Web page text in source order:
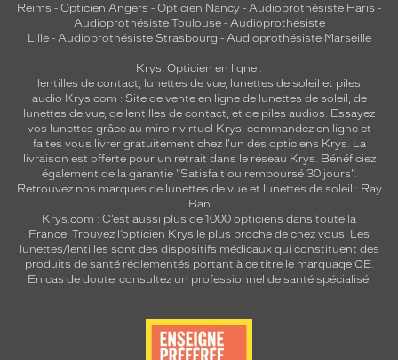
Reims - Opticien Angers - Opticien Nancy - Audioprothésiste Paris -
Audioprothésiste Toulouse- Audioprothésiste
Lille- Audioprothésiste Strasbourg - Audioprothésiste Marseille
Krys, Opticien en ligne :
lentilles de contact, lunettes de vue, lunettes de soleil et piles
audio Krys.com : Site de vente en ligne de lunettes de soleil, de
lunettes de vue, de lentilles de contact, et de piles audios. Essayez
vos lunettes grâce au miroir virtuel Krys, commandez en ligne et
faites vous livrer gratuitement chez l'un des opticiens Krys. La
livraison est offerte pour un retrait dans le réseau Krys. Bénéficiez
également de la garantie "Satisfait ou remboursé 30 jours".
Retrouvez nos marques de lunettes de vue et lunettes de soleil : Ray
Ban
Krys.com : C’est aussi plus de 1000 opticiens dans toute la
France. Trouvez l’opticien Krys le plus proche de chez vous. Les
lunettes/lentilles sont des dispositifs médicaux qui constituent des
produits de santé réglementés portant à ce titre le marquage CE.
En cas de doute, consultez un professionnel de santé spécialisé.